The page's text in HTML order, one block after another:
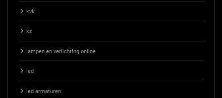
kvk
kz
lampen en verlichting online
led
led armaturen